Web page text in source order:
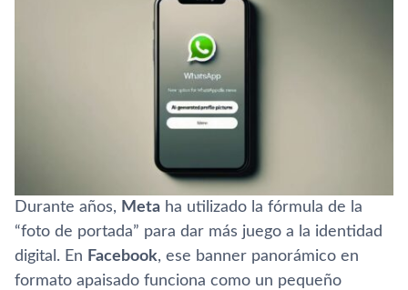
Durante años, Meta ha utilizado la fórmula de la
“foto de portada” para dar más juego a la identidad
digital. En Facebook, ese banner panorámico en
formato apaisado funciona como un pequeño